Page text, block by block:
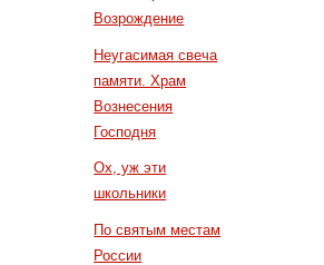
Возрождение
Неугасимая свеча
памяти. Храм
Вознесения
Господня
Ох, уж эти
школьники
По святым местам
России